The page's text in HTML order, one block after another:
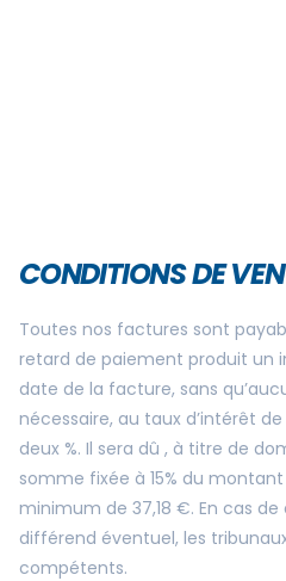
CONDITIONS DE
Toutes nos factures sont
retard de paiement produit un
date de la facture, sans
nécessaire, au taux d’intérêt
deux %. Il sera dû , à titre de
somme fixée à 15% du
minimum de 37,18 €. En cas
différend éventuel, les
compétents.